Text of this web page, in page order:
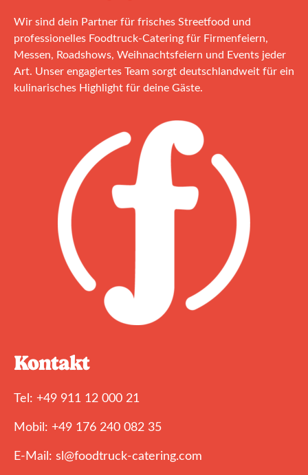
Wir sind dein Partner für frisches Streetfood und
professionelles Foodtruck‑Catering für Firmenfeiern,
Messen, Roadshows, Weihnachtsfeiern und Events jeder
Art. Unser engagiertes Team sorgt deutschlandweit für ein
kulinarisches Highlight für deine Gäste.
Kontakt
Tel: +49 911 12 000 21
Mobil: +49 176 240 082 35
E-Mail: sl@foodtruck-catering.com